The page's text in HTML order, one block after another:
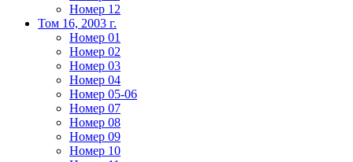
Номер 12
Том 16, 2003 г.
Номер 01
Номер 02
Номер 03
Номер 04
Номер 05-06
Номер 07
Номер 08
Номер 09
Номер 10